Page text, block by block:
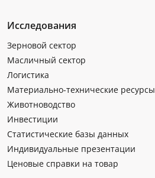
Исследования
Зерновой сектор
Масличный сектор
Логистика
Материально-технические ресурсы
Животноводство
Инвестиции
Статистические базы данных
Индивидуальные презентации
Ценовые справки на товар